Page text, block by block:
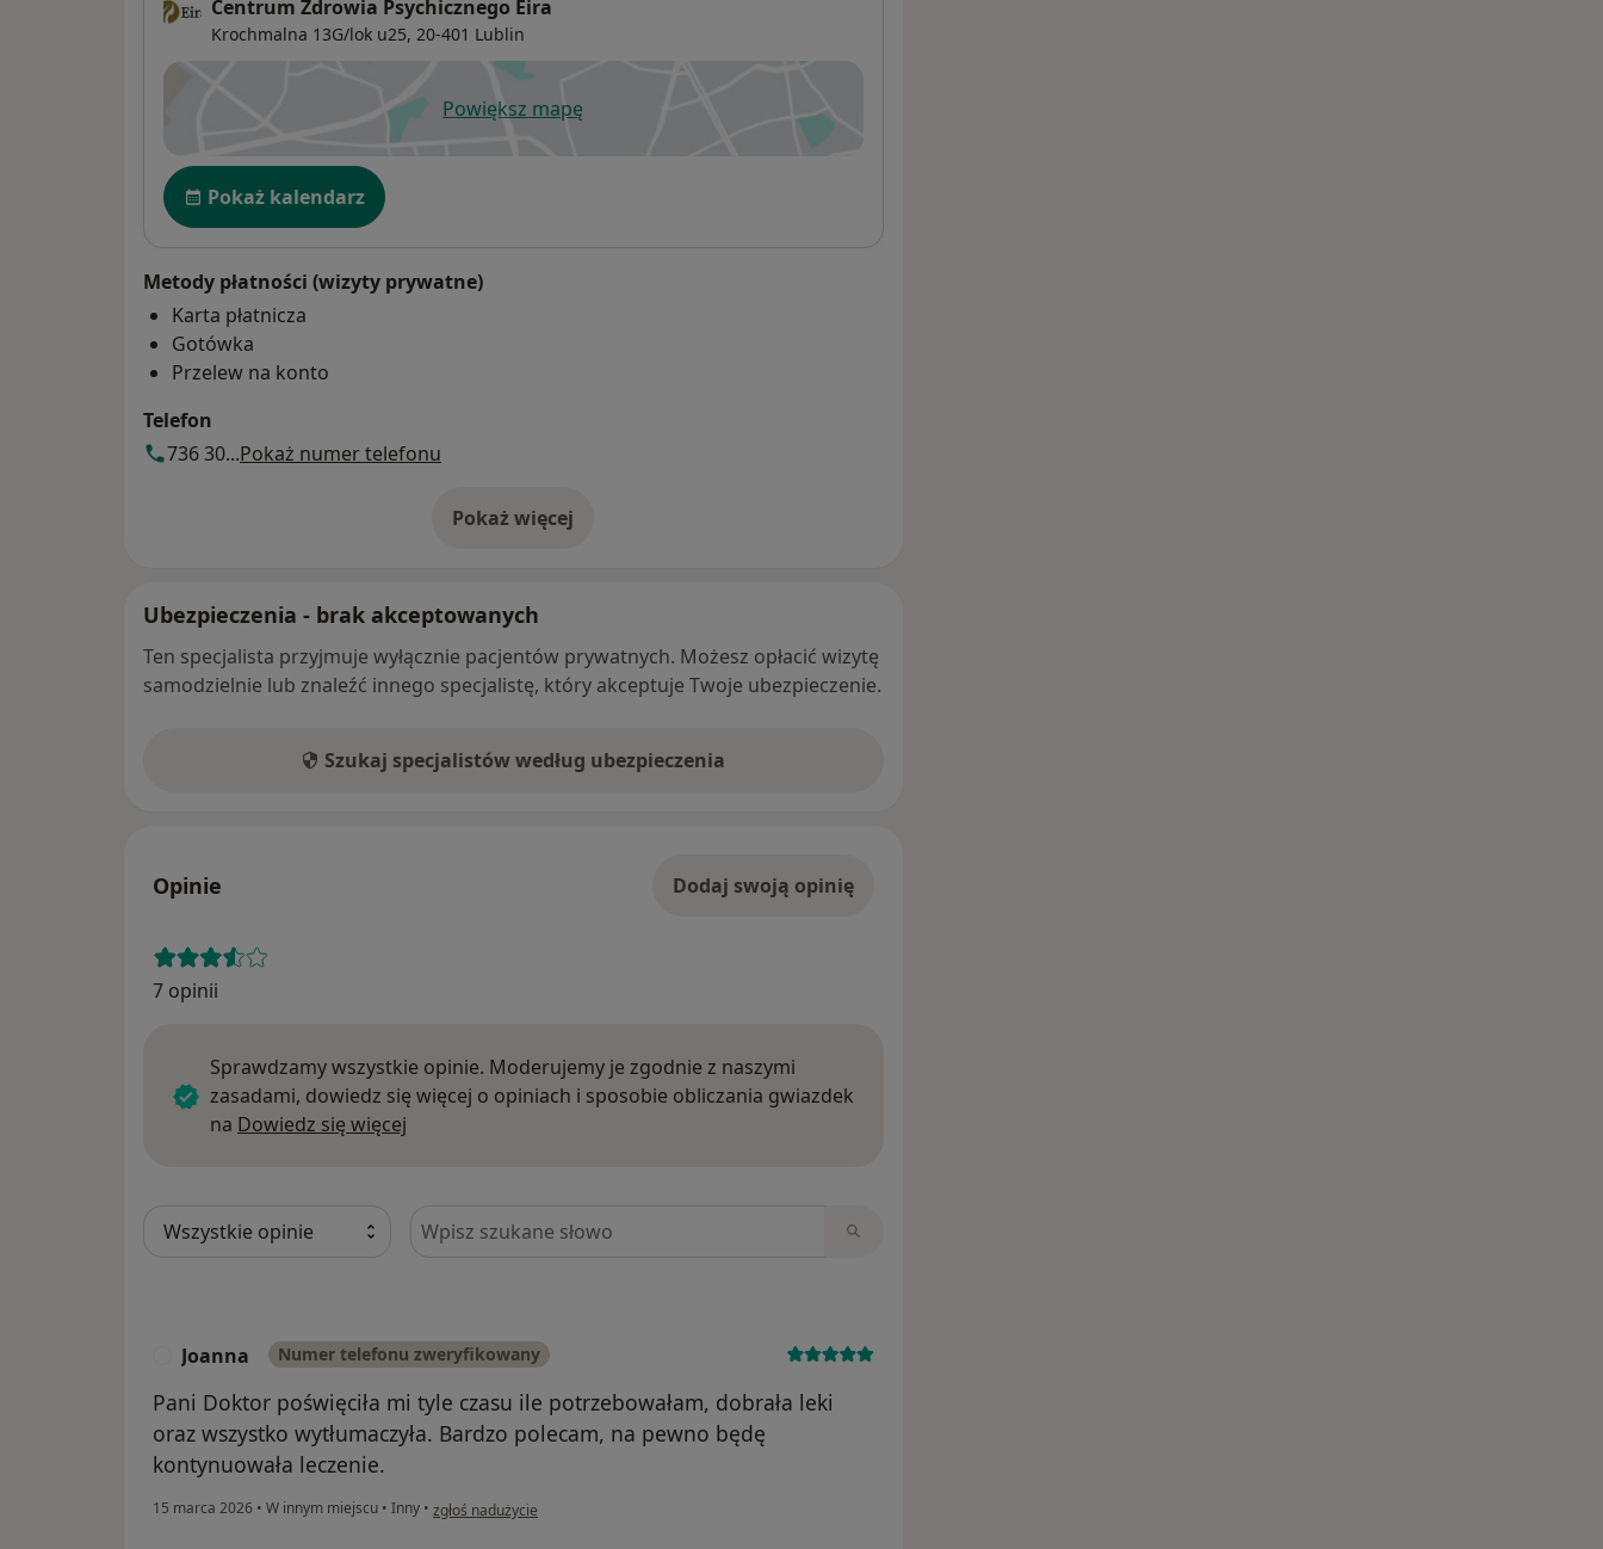
Centrum Zdrowia Psychicznego Eira
Krochmalna 13G/lok u25, 20-401 Lublin
Powiększ mapęotwiera się w nowej karcie
Dostępność
Pokaż kalendarz
Metody płatności (wizyty prywatne)
Karta płatnicza
Gotówka
Przelew na konto
Telefon
736 30...Pokaż numer telefonu
Pokaż więcej
o adresie
Ubezpieczenia - brak akceptowanych
Ten specjalista przyjmuje wyłącznie pacjentów prywatnych. Możesz opłacić wizytę
samodzielnie lub znaleźć innego specjalistę, który akceptuje Twoje ubezpieczenie.
Szukaj specjalistów według ubezpieczenia
Opinie Dodaj swoją opinię
7 opinii
Sprawdzamy wszystkie opinie. Moderujemy je zgodnie z naszymi
zasadami, dowiedz się więcej o opiniach i sposobie obliczania gwiazdek
na Dowiedz się więcej
Szukaj w opiniach
Joanna Numer telefonu zweryfikowany
Pani Doktor poświęciła mi tyle czasu ile potrzebowałam, dobrała leki
oraz wszystko wytłumaczyła. Bardzo polecam, na pewno będę
kontynuowała leczenie.
15 marca 2026 • W innym miejscu • Inny • w opinii użytkownika Joanna
zgłoś nadużycie